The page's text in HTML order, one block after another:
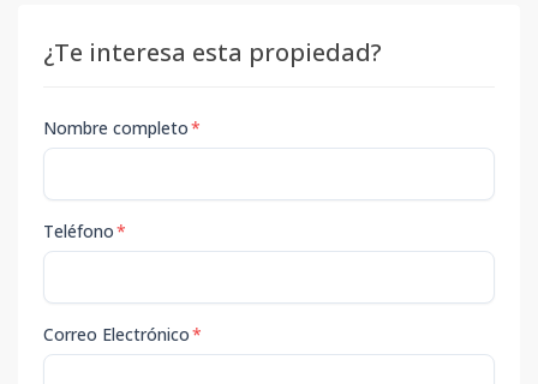
¿Te interesa esta propiedad?
Nombre completo*
Teléfono*
Correo Electrónico*